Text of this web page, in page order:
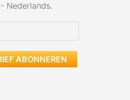
Nederlands.
ABONNEREN